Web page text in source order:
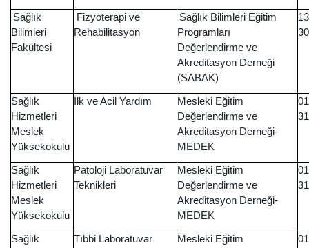
Sağlık
Bilimleri
Fakültesi
Fizyoterapi ve
Rehabilitasyon
Sağlık Bilimleri Eğitim
Programları
Değerlendirme ve
Akreditasyon Derneği
(SABAK)
Sağlık
Hizmetleri
Meslek
Yüksekokulu
İlk ve Acil Yardım
Mesleki Eğitim
Değerlendirme ve
Akreditasyon Derneği-
MEDEK
Sağlık
Hizmetleri
Meslek
Yüksekokulu
Patoloji Laboratuvar
Teknikleri
Mesleki Eğitim
Değerlendirme ve
Akreditasyon Derneği-
MEDEK
Sağlık
Tıbbi Laboratuvar
Mesleki Eğitim